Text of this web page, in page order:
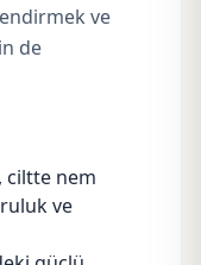
ve
de
ciltte nem
ve